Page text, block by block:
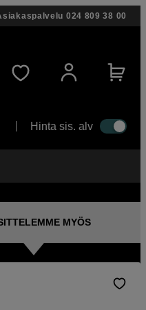
024 809 38 00
Hinta sis. alv
MYÖS